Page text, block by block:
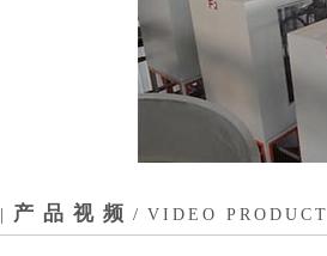
| 产品视频 / VIDEO PRODUCT